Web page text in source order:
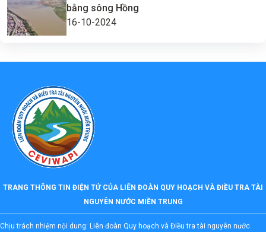
bằng sông Hồng
16-10-2024
TRANG THÔNG TIN ĐIỆN TỬ CỦA LIÊN ĐOÀN QUY HOẠCH VÀ ĐIỀU TRA TÀI
NGUYÊN NƯỚC MIỀN TRUNG
Chịu trách nhiệm nội dung: Liên đoàn Quy hoạch và Điều tra tài nguyên nước